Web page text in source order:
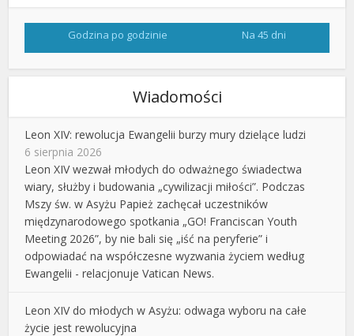
Godzina po godzinie Na 45 dni
Wiadomości
Leon XIV: rewolucja Ewangelii burzy mury dzielące ludzi
6 sierpnia 2026
Leon XIV wezwał młodych do odważnego świadectwa
wiary, służby i budowania „cywilizacji miłości”. Podczas
Mszy św. w Asyżu Papież zachęcał uczestników
międzynarodowego spotkania „GO! Franciscan Youth
Meeting 2026”, by nie bali się „iść na peryferie” i
odpowiadać na współczesne wyzwania życiem według
Ewangelii - relacjonuje Vatican News.
Leon XIV do młodych w Asyżu: odwaga wyboru na całe
życie jest rewolucyjna